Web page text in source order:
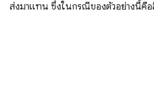
ส่งมาแทน ซึ่งในกรณีของตัวอย่างนี้คื